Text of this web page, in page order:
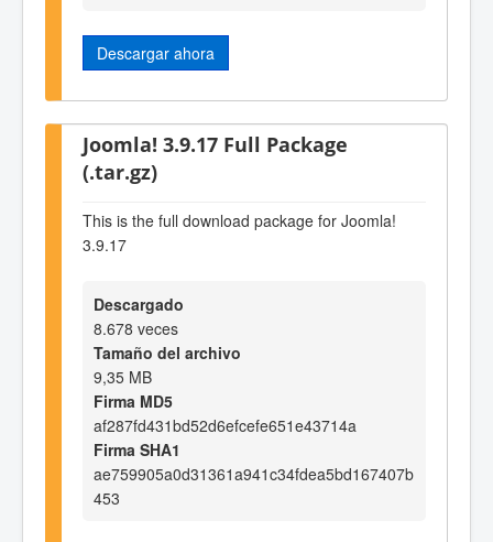
Descargar ahora
Joomla! 3.9.17 Full Package
(.tar.gz)
This is the full download package for Joomla!
3.9.17
Descargado
8.678 veces
Tamaño del archivo
9,35 MB
Firma MD5
af287fd431bd52d6efcefe651e43714a
Firma SHA1
ae759905a0d31361a941c34fdea5bd167407b
453